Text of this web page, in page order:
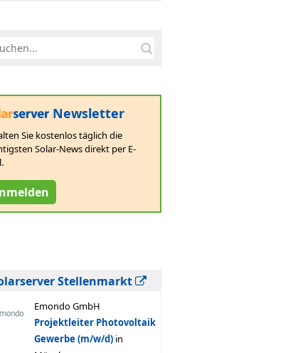
Newsletter
Sie kostenlos täglich die
Solar-News direkt per E-
Stellenmarkt